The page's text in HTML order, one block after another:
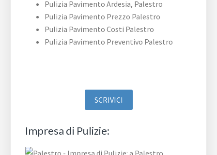
Pulizia Pavimento Ardesia, Palestro
Pulizia Pavimento Prezzo Palestro
Pulizia Pavimento Costi Palestro
Pulizia Pavimento Preventivo Palestro
SCRIVICI
Impresa di Pulizie: